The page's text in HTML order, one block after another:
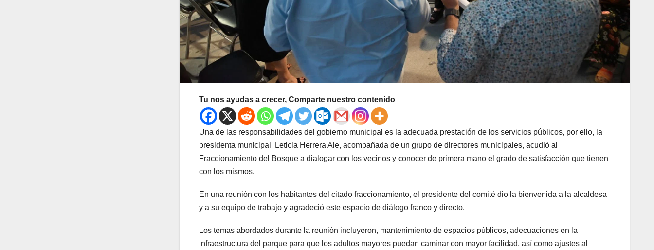
Tu nos ayudas a crecer, Comparte nuestro contenido
Una de las responsabilidades del gobierno municipal es la adecuada prestación de los servicios públicos, por ello, la
presidenta municipal, Leticia Herrera Ale, acompañada de un grupo de directores municipales, acudió al
Fraccionamiento del Bosque a dialogar con los vecinos y conocer de primera mano el grado de satisfacción que tienen
con los mismos.
En una reunión con los habitantes del citado fraccionamiento, el presidente del comité dio la bienvenida a la alcaldesa
y a su equipo de trabajo y agradeció este espacio de diálogo franco y directo.
Los temas abordados durante la reunión incluyeron, mantenimiento de espacios públicos, adecuaciones en la
infraestructura del parque para que los adultos mayores puedan caminar con mayor facilidad, así como ajustes al